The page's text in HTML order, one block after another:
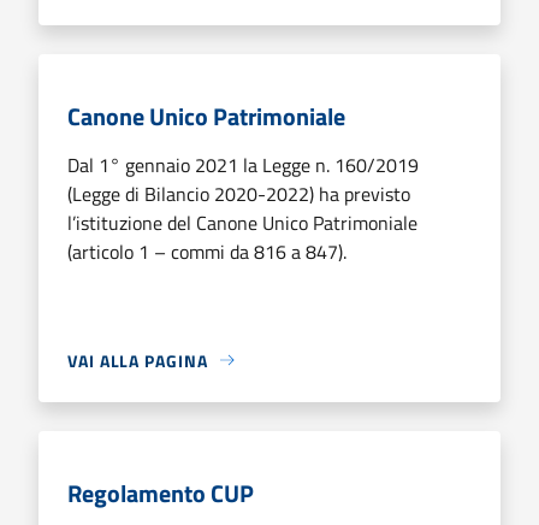
Canone Unico Patrimoniale
Dal 1° gennaio 2021 la Legge n. 160/2019
(Legge di Bilancio 2020-2022) ha previsto
l’istituzione del Canone Unico Patrimoniale
(articolo 1 – commi da 816 a 847).
VAI ALLA PAGINA
Regolamento CUP